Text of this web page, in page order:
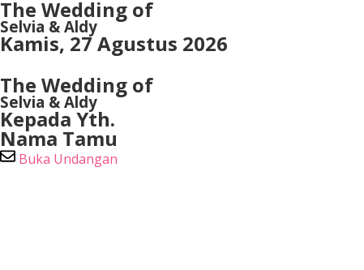
The Wedding of
Selvia & Aldy
Kamis, 27 Agustus 2026
The Wedding of
Selvia & Aldy
Kepada Yth.
Nama Tamu
Buka Undangan